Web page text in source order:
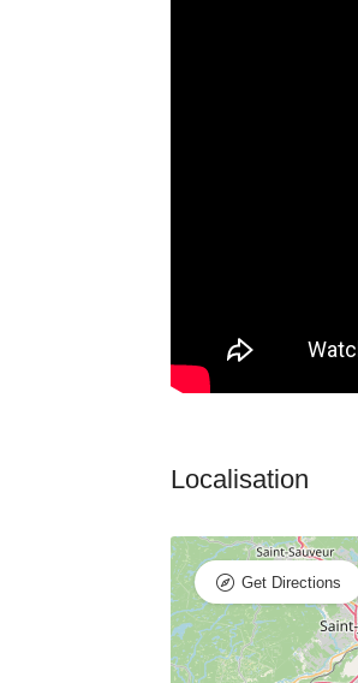
Get Directions